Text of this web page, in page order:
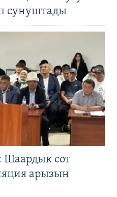
сунуштады
Шаардык сот
арызын